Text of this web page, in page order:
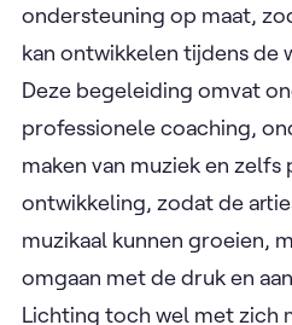
ondersteuning op maat,
kan ontwikkelen tijdens de
Deze begeleiding omvat
professionele coaching,
maken van muziek en
ontwikkeling, zodat de
muzikaal kunnen groeien,
omgaan met de druk en
Lichting toch wel met zich